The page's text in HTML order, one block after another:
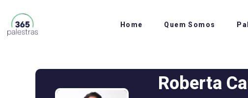
Home Quem Somos
Roberta